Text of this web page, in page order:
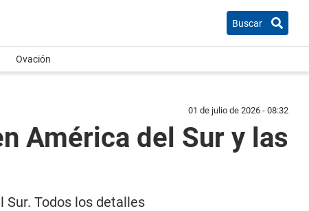
Buscar
Ovación
01 de julio de 2026 - 08:32
América del Sur y las
Todos los detalles